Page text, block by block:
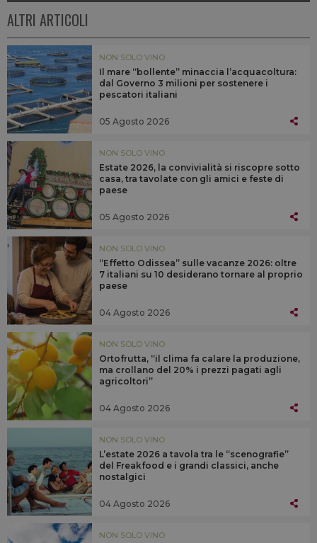
ALTRI ARTICOLI
NON SOLO VINO
Il mare “bollente” minaccia l’acquacoltura:
dal Governo 3 milioni per sostenere i
pescatori italiani
05 Agosto 2026
NON SOLO VINO
Estate 2026, la convivialità si riscopre sotto
casa, tra tavolate con gli amici e feste di
paese
05 Agosto 2026
NON SOLO VINO
“Effetto Odissea” sulle vacanze 2026: oltre
7 italiani su 10 desiderano tornare al proprio
paese
04 Agosto 2026
NON SOLO VINO
Ortofrutta, “il clima fa calare la produzione,
ma crollano del 20% i prezzi pagati agli
agricoltori”
04 Agosto 2026
NON SOLO VINO
L’estate 2026 a tavola tra le “scenografie”
del Freakfood e i grandi classici, anche
nostalgici
04 Agosto 2026
NON SOLO VINO